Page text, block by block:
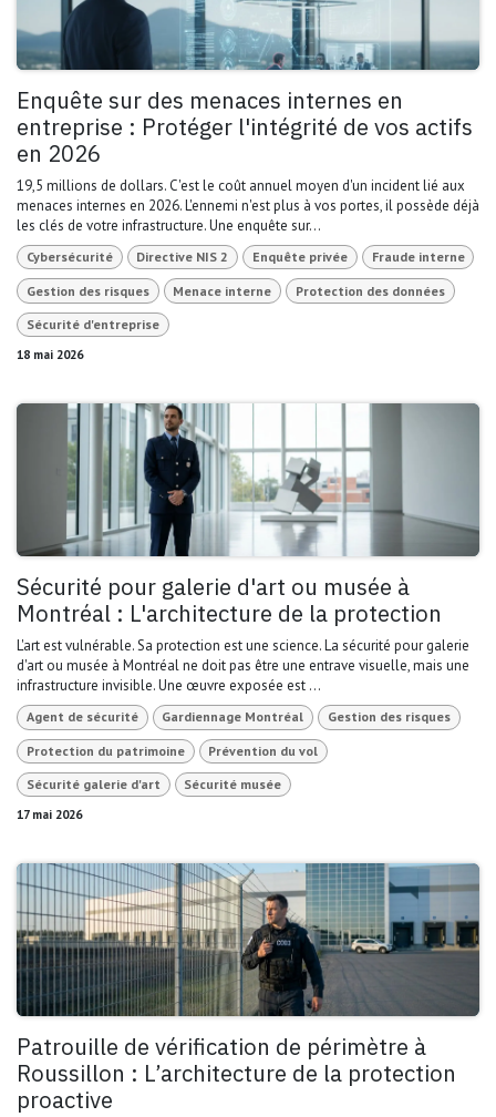
Enquête sur des menaces internes en
entreprise : Protéger l'intégrité de vos actifs
en 2026
19,5 millions de dollars. C'est le coût annuel moyen d'un incident lié aux
menaces internes en 2026. L'ennemi n'est plus à vos portes, il possède déjà
les clés de votre infrastructure. Une enquête sur...
Cybersécurité Directive NIS 2 Enquête privée Fraude interne
Gestion des risques Menace interne Protection des données
Sécurité d'entreprise
18 mai 2026
Sécurité pour galerie d'art ou musée à
Montréal : L'architecture de la protection
L'art est vulnérable. Sa protection est une science. La sécurité pour galerie
d'art ou musée à Montréal ne doit pas être une entrave visuelle, mais une
infrastructure invisible. Une œuvre exposée est ...
Agent de sécurité Gardiennage Montréal Gestion des risques
Protection du patrimoine Prévention du vol
Sécurité galerie d'art
Sécurité musée
17 mai 2026
Patrouille de vérification de périmètre à
Roussillon : L’architecture de la protection
proactive